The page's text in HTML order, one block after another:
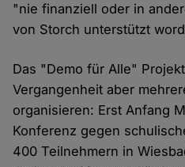
"nie finanziell oder in
von Storch unterstützt
Das "Demo für Alle"
Vergangenheit aber
organisieren: Erst Anfang
Konferenz gegen
400 Teilnehmern in